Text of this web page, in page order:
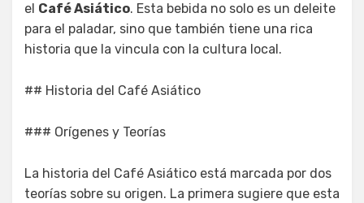
el Café Asiático. Esta bebida no solo es un deleite
para el paladar, sino que también tiene una rica
historia que la vincula con la cultura local.
## Historia del Café Asiático
### Orígenes y Teorías
La historia del Café Asiático está marcada por dos
teorías sobre su origen. La primera sugiere que esta